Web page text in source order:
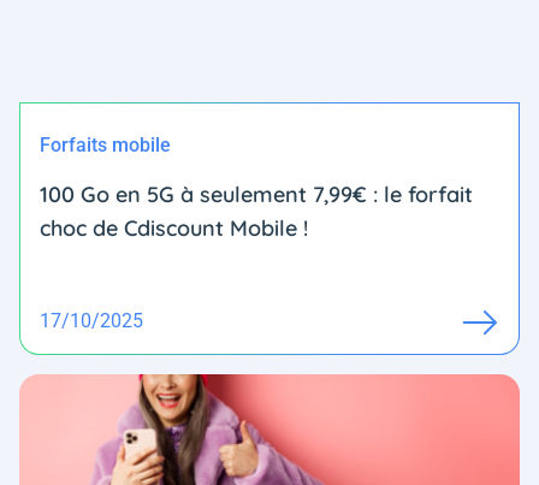
Forfaits mobile
100 Go en 5G à seulement 7,99€ : le forfait
choc de Cdiscount Mobile !
17/10/2025